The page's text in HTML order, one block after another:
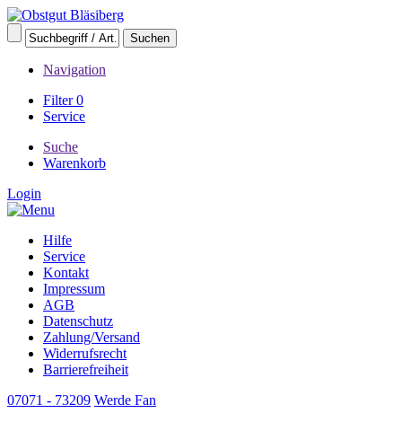
Navigation
Filter0
Service
Suche
Warenkorb
Login
Hilfe
Service
Kontakt
Impressum
AGB
Datenschutz
Zahlung/Versand
Widerrufsrecht
Barrierefreiheit
07071 - 73209 Werde Fan